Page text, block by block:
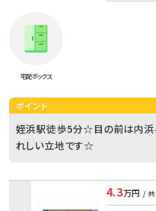
宅配ボックス
ポイント
姪浜駅徒歩5分☆目の前は内浜
れしい立地です☆
4.3万円 / 共